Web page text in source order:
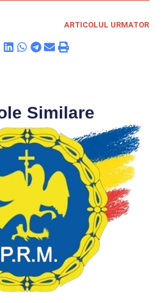
ARTICOLUL URMATOR
Similare